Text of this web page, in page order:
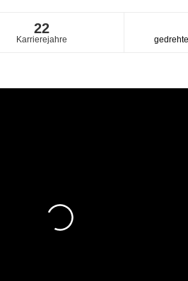
22
Karrierejahre